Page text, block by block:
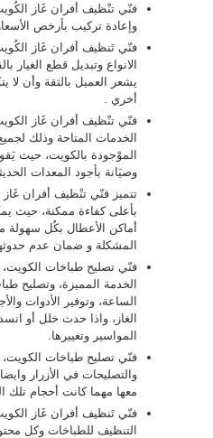
فنّي تنْظيف أفران غَاز
وإعادة تركيب بأرخص
فنّي تَنظيف أفران غَاز
الانواع وتبديل قطع الغيار
يشعر العميل بالثقة وأن لا
أخري .
فنّي تنْظيف أفران غَاز
الخدمات المتاحة وذلك
الموْجودة بالكويت، حيث
وصيَانة بأجود المعدات
تتميز فنّي تنْظيف أفران غَاز
بأعلى كفاءة ممكنة، حيث
أماكن الأعطال بكُل
المشكلة و ضمان عدم
فنّي تصليح طباخات الكويت،
الخدمة المميزة، وتصليح
الساعة، وتوفير الأدوات
الغاز، واذا حدث خلل أو
المواسير وتغييرها.
فنّي تصليح طباخات
والتصليحات في الأزرار
معها مهما كانت أحجام تلك
فنّي تَنظيف أفران غَاز
التنظيف للطباخات وكل